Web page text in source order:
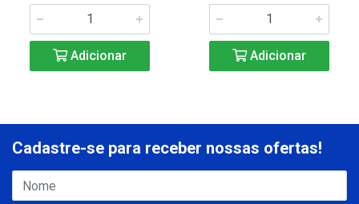
Adicionar Adicionar
Cadastre-se para receber nossas ofertas!